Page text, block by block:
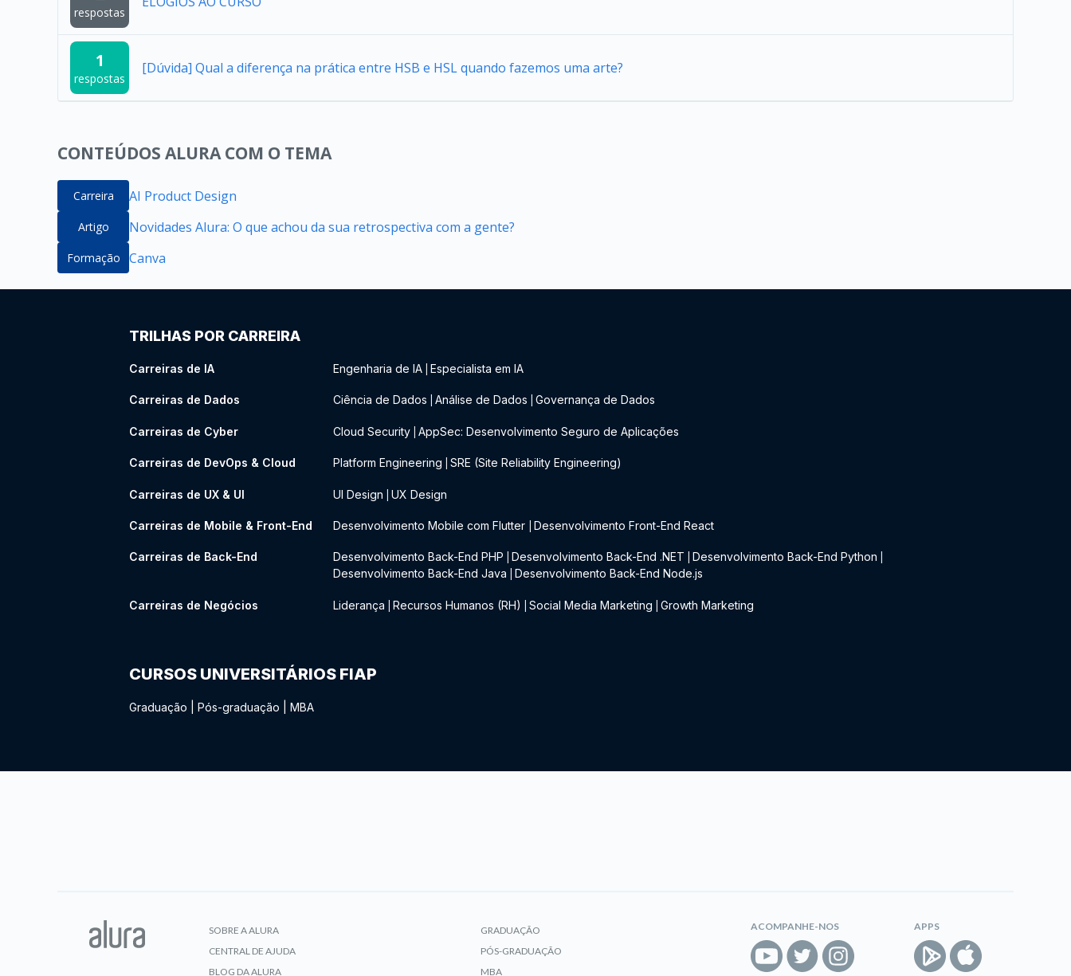
respostas
1
respostas
[Dúvida] Qual a diferença na prática entre HSB e HSL quando fazemos uma arte?
CONTEÚDOS ALURA COM O TEMA
Carreira AI Product Design
Artigo Novidades Alura: O que achou da sua retrospectiva com a gente?
Formação Canva
TRILHAS POR CARREIRA
Carreiras de IA Engenharia de IA Especialista em IA
Carreiras de Dados Ciência de Dados Análise de Dados Governança de Dados
Carreiras de Cyber Cloud Security AppSec: Desenvolvimento Seguro de Aplicações
Carreiras de DevOps & Cloud Platform Engineering SRE (Site Reliability Engineering)
Carreiras de UX & UI UI Design UX Design
Carreiras de Mobile & Front-End Desenvolvimento Mobile com Flutter Desenvolvimento Front-End React
Carreiras de Back-End Desenvolvimento Back-End PHP Desenvolvimento Back-End .NET Desenvolvimento Back-End Python
Desenvolvimento Back-End Java Desenvolvimento Back-End Node.js
Carreiras de Negócios Liderança Recursos Humanos (RH) Social Media Marketing Growth Marketing
CURSOS UNIVERSITÁRIOS FIAP
Graduação Pós-graduação MBA
SOBRE A ALURA
CENTRAL DE AJUDA
BLOG DA ALURA
GRADUAÇÃO
PÓS-GRADUAÇÃO
MBA
ACOMPANHE-NOS APPS